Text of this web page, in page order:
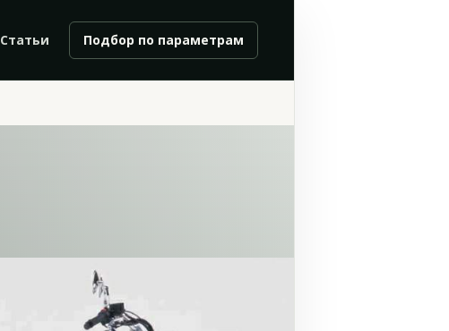
Статьи Подбор по параметрам